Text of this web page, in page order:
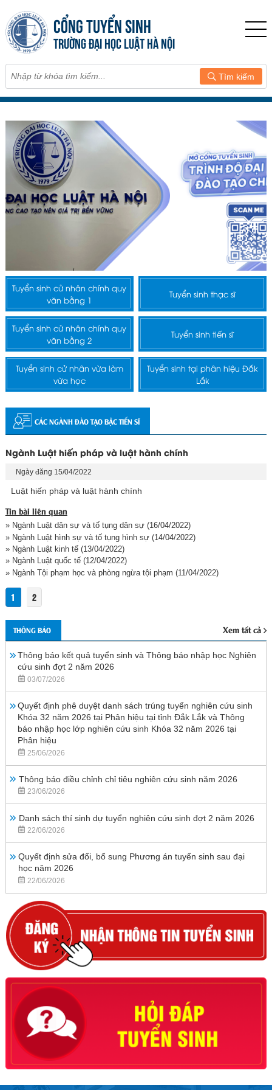
CỔNG TUYỂN SINH
TRƯỜNG ĐẠI HỌC LUẬT HÀ NỘI
Tìm kiếm
Tuyển sinh cử nhân chính quy
văn bằng 1
Tuyển sinh thạc sĩ
Tuyển sinh cử nhân chính quy
văn bằng 2
Tuyển sinh tiến sĩ
Tuyển sinh cử nhân vừa làm
vừa học
Tuyển sinh tại phân hiệu Đắk
Lắk
CÁC NGÀNH ĐÀO TẠO BẬC TIẾN SĨ
Ngành Luật hiến pháp và luật hành chính
Ngày đăng 15/04/2022
Luật hiến pháp và luật hành chính
Tin bài liên quan
» Ngành Luật dân sự và tố tụng dân sự(16/04/2022)
» Ngành Luật hình sự và tố tụng hình sự(14/04/2022)
» Ngành Luật kinh tế(13/04/2022)
» Ngành Luật quốc tế(12/04/2022)
» Ngành Tội phạm học và phòng ngừa tội phạm (11/04/2022)
1 2
THÔNG BÁO Xem tất cả
Thông báo kết quả tuyển sinh và Thông báo nhập học Nghiên
cứu sinh đợt 2 năm 2026
03/07/2026
Quyết định phê duyệt danh sách trúng tuyển nghiên cứu sinh
Khóa 32 năm 2026 tại Phân hiệu tại tỉnh Đắk Lắk và Thông
báo nhập học lớp nghiên cứu sinh Khóa 32 năm 2026 tại
Phân hiệu
25/06/2026
Thông báo điều chỉnh chỉ tiêu nghiên cứu sinh năm 2026
23/06/2026
Danh sách thí sinh dự tuyển nghiên cứu sinh đợt 2 năm 2026
22/06/2026
Quyết định sửa đổi, bổ sung Phương án tuyển sinh sau đại
học năm 2026
22/06/2026